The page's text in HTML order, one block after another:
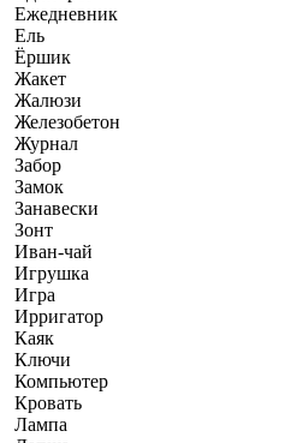
Ежедневник
Ель
Ёршик
Жакет
Жалюзи
Железобетон
Журнал
Забор
Замок
Занавески
Зонт
Иван-чай
Игрушка
Игра
Ирригатор
Каяк
Ключи
Компьютер
Кровать
Лампа